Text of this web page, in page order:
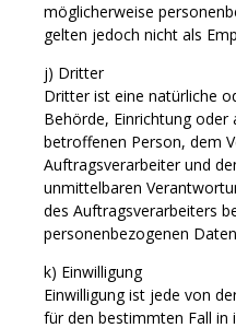
möglicherweise
gelten jedoch nicht als
j) Dritter
Dritter ist eine natürliche
Behörde, Einrichtung oder
betroffenen Person, dem
Auftragsverarbeiter und
unmittelbaren
des Auftragsverarbeiters
personenbezogenen
k) Einwilligung
Einwilligung ist jede von
für den bestimmten Fall in